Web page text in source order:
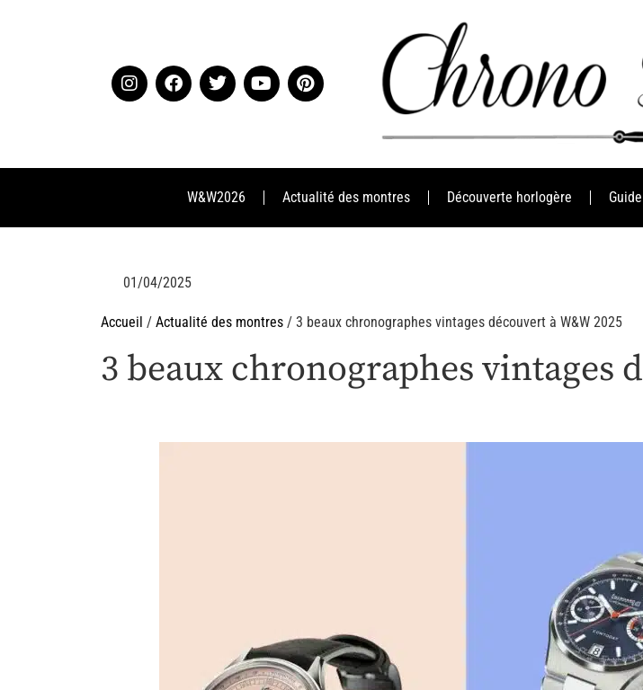
W&W2026 Actualité des montres Découverte horlogère
01/04/2025
Accueil / Actualité des montres / 3 beaux chronographes vintages découvert à W&W 2025
3 beaux chronographes vintages